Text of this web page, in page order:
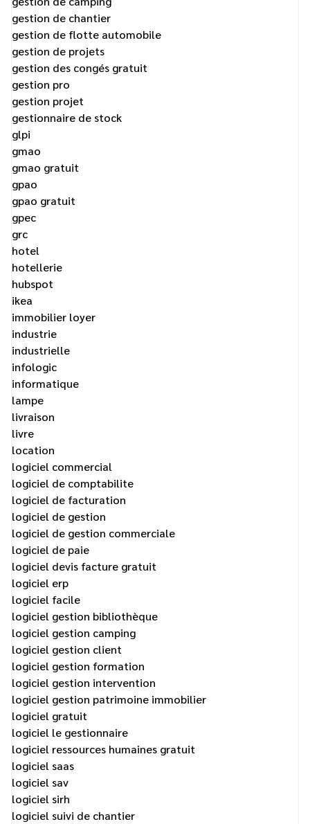
gestion de chantier
gestion de flotte automobile
gestion de projets
gestion des congés gratuit
gestion pro
gestion projet
gestionnaire de stock
glpi
gmao
gmao gratuit
gpao
gpao gratuit
gpec
grc
hotel
hotellerie
hubspot
ikea
immobilier loyer
industrie
industrielle
infologic
informatique
lampe
livraison
livre
location
logiciel commercial
logiciel de comptabilite
logiciel de facturation
logiciel de gestion
logiciel de gestion commerciale
logiciel de paie
logiciel devis facture gratuit
logiciel erp
logiciel facile
logiciel gestion bibliothèque
logiciel gestion camping
logiciel gestion client
logiciel gestion formation
logiciel gestion intervention
logiciel gestion patrimoine immobilier
logiciel gratuit
logiciel le gestionnaire
logiciel ressources humaines gratuit
logiciel saas
logiciel sav
logiciel sirh
logiciel suivi de chantier